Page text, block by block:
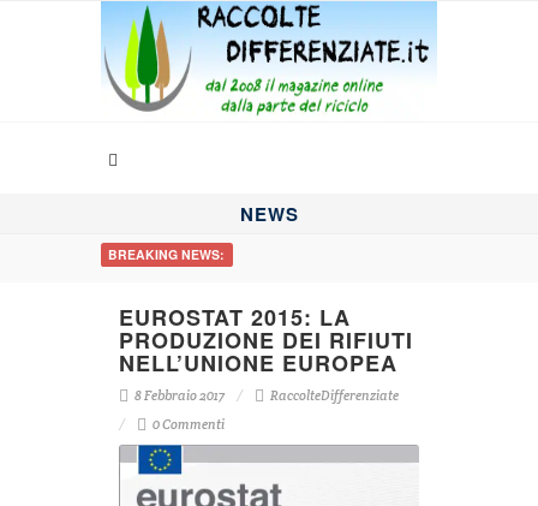
NEWS
BREAKING NEWS:
EUROSTAT 2015: LA
PRODUZIONE DEI RIFIUTI
NELL’UNIONE EUROPEA
8 Febbraio 2017
RaccolteDifferenziate
0 Commenti